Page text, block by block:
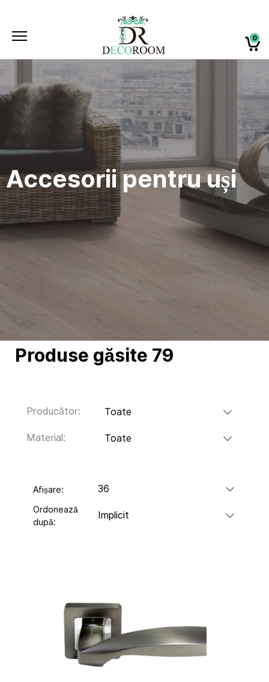
0
Accesorii pentru uși
Produse găsite 79
Producător: Toate
Material: Toate
Afișare: 36
Ordonează
după:
Implicit